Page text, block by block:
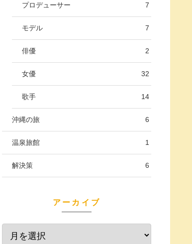
プロデューサー 7
モデル 7
俳優 2
女優 32
歌手 14
沖縄の旅 6
温泉旅館 1
解決策 6
アーカイブ